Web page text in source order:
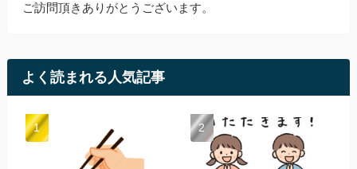
ご訪問頂きありがとうございます。
よく読まれる人気記事